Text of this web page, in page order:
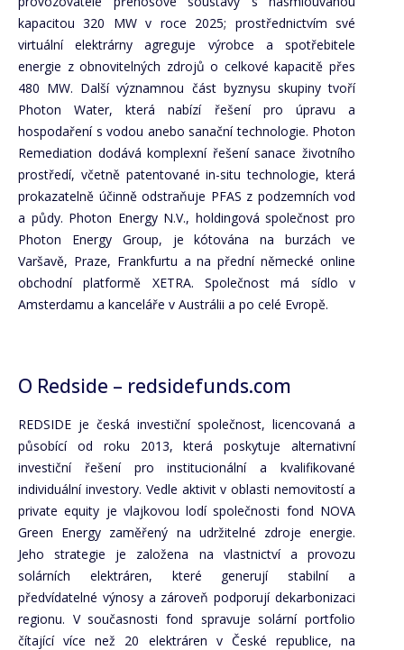
kapacitou 320 MW v roce 2025; prostřednictvím své
virtuální elektrárny agreguje výrobce a spotřebitele
energie z obnovitelných zdrojů o celkové kapacitě přes
480 MW. Další významnou část byznysu skupiny tvoří
Photon Water, která nabízí řešení pro úpravu a
hospodaření s vodou anebo sanační technologie. Photon
Remediation dodává komplexní řešení sanace životního
prostředí, včetně patentované in-situ technologie, která
prokazatelně účinně odstraňuje PFAS z podzemních vod
a půdy. Photon Energy N.V., holdingová společnost pro
Photon Energy Group, je kótována na burzách ve
Varšavě, Praze, Frankfurtu a na přední německé online
obchodní platformě XETRA. Společnost má sídlo v
Amsterdamu a kanceláře v Austrálii a po celé Evropě.
O Redside – redsidefunds.com
REDSIDE je česká investiční společnost, licencovaná a
působící od roku 2013, která poskytuje alternativní
investiční řešení pro institucionální a kvalifikované
individuální investory. Vedle aktivit v oblasti nemovitostí a
private equity je vlajkovou lodí společnosti fond NOVA
Green Energy zaměřený na udržitelné zdroje energie.
Jeho strategie je založena na vlastnictví a provozu
solárních elektráren, které generují stabilní a
předvídatelné výnosy a zároveň podporují dekarbonizaci
regionu. V současnosti fond spravuje solární portfolio
čítající více než 20 elektráren v České republice, na